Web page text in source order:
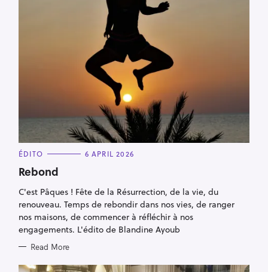
C
T
E
O
I
E
S
ÉDITO 6 APRIL 2026
Rebond
C'est Pâques ! Fête de la Résurrection, de la vie, du
renouveau. Temps de rebondir dans nos vies, de ranger
nos maisons, de commencer à réfléchir à nos
engagements. L'édito de Blandine Ayoub
Read More